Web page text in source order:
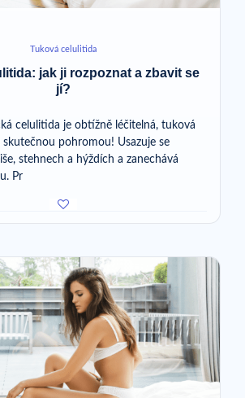
Tuková celulitida
jak ji rozpoznat a zbavit se
jí?
celulitida je obtížně léčitelná, tuková
pohromou! Usazuje se
stehnech a hýždích a zanechává
Pr